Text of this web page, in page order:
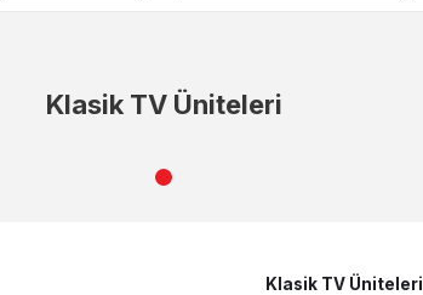
Klasik TV Üniteleri
Klasik TV Üniteleri